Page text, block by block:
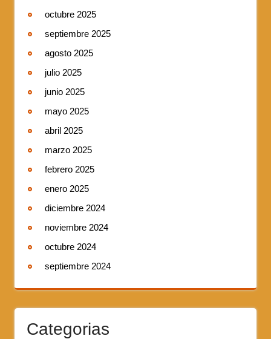
octubre 2025
septiembre 2025
agosto 2025
julio 2025
junio 2025
mayo 2025
abril 2025
marzo 2025
febrero 2025
enero 2025
diciembre 2024
noviembre 2024
octubre 2024
septiembre 2024
Categorias